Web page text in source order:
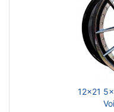
12x21